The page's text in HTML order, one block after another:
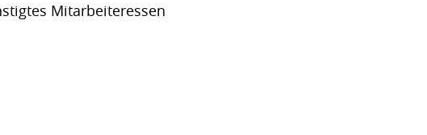
Mitarbeiteressen